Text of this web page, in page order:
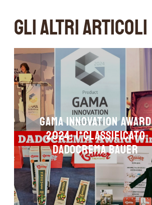
GLI ALTRI ARTICOLI
Gama Innovation Award
2024: 1*classificato
DADOCREMA Bauer